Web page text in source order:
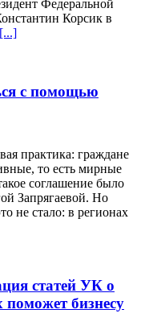
Федеральной
Корсик в
[...]
с помощью
практика: граждане
то есть мирные
соглашение было
Запрягаевой. Но
не стало: в регионах
статей УК о
поможет бизнесу